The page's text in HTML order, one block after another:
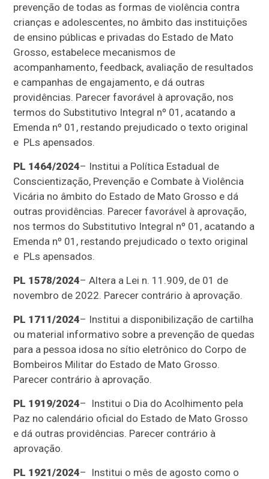
prevenção de todas as formas de violência contra
crianças e adolescentes, no âmbito das instituições
de ensino públicas e privadas do Estado de Mato
Grosso, estabelece mecanismos de
acompanhamento, feedback, avaliação de resultados
e campanhas de engajamento, e dá outras
providências. Parecer favorável à aprovação, nos
termos do Substitutivo Integral nº 01, acatando a
Emenda nº 01, restando prejudicado o texto original
e PLs apensados.
PL 1464/2024– Institui a Política Estadual de
Conscientização, Prevenção e Combate à Violência
Vicária no âmbito do Estado de Mato Grosso e dá
outras providências. Parecer favorável à aprovação,
nos termos do Substitutivo Integral nº 01, acatando a
Emenda nº 01, restando prejudicado o texto original
e PLs apensados.
PL 1578/2024– Altera a Lei n. 11.909, de 01 de
novembro de 2022. Parecer contrário à aprovação.
PL 1711/2024– Institui a disponibilização de cartilha
ou material informativo sobre a prevenção de quedas
para a pessoa idosa no sítio eletrônico do Corpo de
Bombeiros Militar do Estado de Mato Grosso.
Parecer contrário à aprovação.
PL 1919/2024– Institui o Dia do Acolhimento pela
Paz no calendário oficial do Estado de Mato Grosso
e dá outras providências. Parecer contrário à
aprovação.
PL 1921/2024– Institui o mês de agosto como o